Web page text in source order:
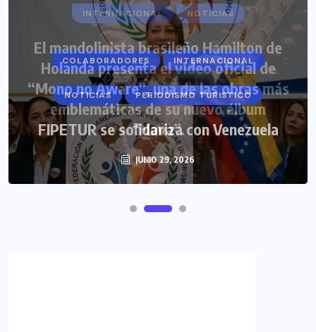
COLABORADORES INTERNACIONAL
NOTICIAS PERIODISMO TURISTICO
FIPETUR se solidariza con Venezuela
JUNIO 29, 2026